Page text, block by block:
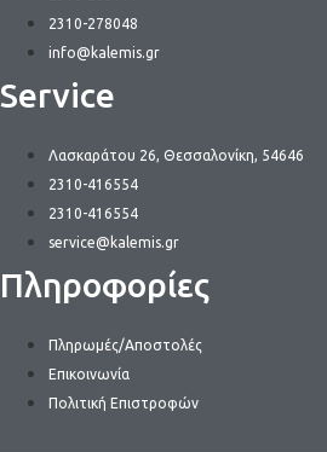
2310-278048
info@kalemis.gr
Service
Λασκαράτου 26, Θεσσαλονίκη, 54646
2310-416554
2310-416554
service@kalemis.gr
Πληροφορίες
Πληρωμές/Αποστολές
Επικοινωνία
Πολιτική Επιστροφών